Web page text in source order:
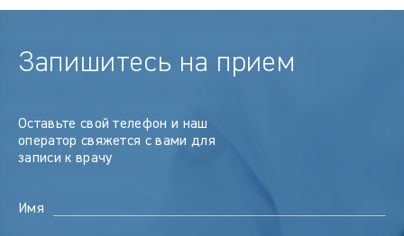
Запишитесь на прием
Оставьте свой телефон и наш
оператор свяжется с вами для
записи к врачу
Имя